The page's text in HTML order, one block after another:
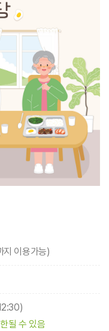
이용가능)
될 수 있음